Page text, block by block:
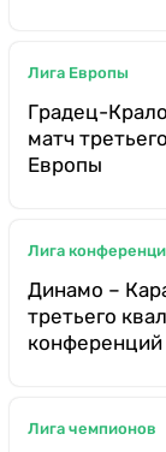
Лига Европы
Градец-
матч
Европы
Лига
Динамо –
третьего
конференций
Лига чемпионов